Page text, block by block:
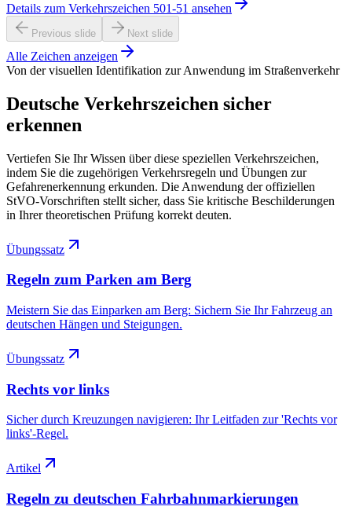
Details zum Verkehrszeichen 501-51 ansehen
Previous slide Next slide
Alle Zeichen anzeigen
Von der visuellen Identifikation zur Anwendung im Straßenverkehr
Deutsche Verkehrszeichen sicher
erkennen
Vertiefen Sie Ihr Wissen über diese speziellen Verkehrszeichen,
indem Sie die zugehörigen Verkehrsregeln und Übungen zur
Gefahrenerkennung erkunden. Die Anwendung der offiziellen
StVO-Vorschriften stellt sicher, dass Sie kritische Beschilderungen
in Ihrer theoretischen Prüfung korrekt deuten.
Übungssatz
Regeln zum Parken am Berg
Meistern Sie das Einparken am Berg: Sichern Sie Ihr Fahrzeug an
deutschen Hängen und Steigungen.
Übungssatz
Rechts vor links
Sicher durch Kreuzungen navigieren: Ihr Leitfaden zur 'Rechts vor
links'-Regel.
Artikel
Regeln zu deutschen Fahrbahnmarkierungen